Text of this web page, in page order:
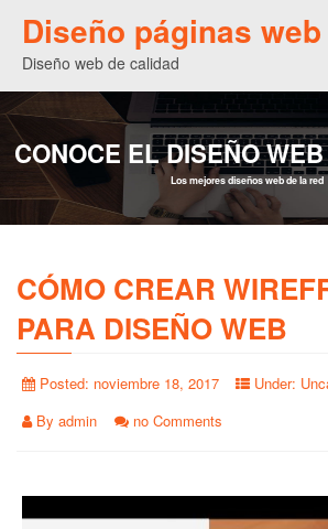
Diseño páginas web
Diseño web de calidad
CONOCE EL DISEÑO
Los mejores diseños web de la red
CÓMO CREAR
PARA DISEÑO WEB
Posted: noviembre 18, 2017 Under:
By admin no Comments